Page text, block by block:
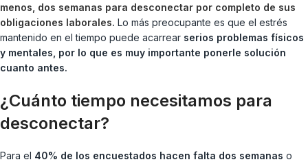
menos, dos semanas para desconectar por completo de sus
obligaciones laborales. Lo más preocupante es que el estrés
mantenido en el tiempo puede acarrear serios problemas físicos
y mentales, por lo que es muy importante ponerle solución
cuanto antes.
¿Cuánto tiempo necesitamos para
desconectar?
Para el 40% de los encuestados hacen falta dos semanas o